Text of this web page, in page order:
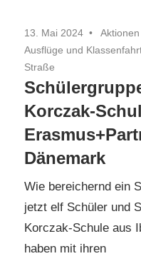
13. Mai 2024
Ausflüge und
Straße
Korczak-
Dänemark
Wie bereichernd ein
jetzt elf Schüler und
Korczak-Schule aus
haben mit ihren